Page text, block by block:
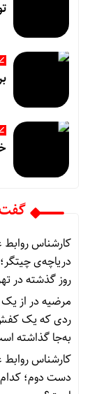
کارشناس
دریاچه‌ی
روز گذشته در
مرضیهدر از
ردی که یک
به‌جا گذاشته
کارشناس
دست دوم؛